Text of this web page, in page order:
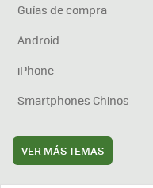
Guías de compra
Android
iPhone
Smartphones Chinos
VER MÁS TEMAS